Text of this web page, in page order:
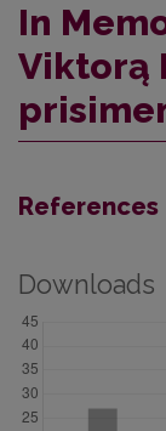
In
Viktorą
References
Downloads